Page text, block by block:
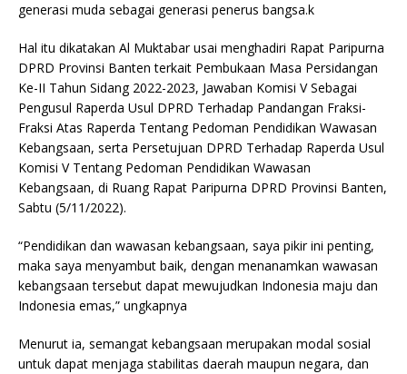
generasi muda sebagai generasi penerus bangsa.k
Hal itu dikatakan Al Muktabar usai menghadiri Rapat Paripurna
DPRD Provinsi Banten terkait Pembukaan Masa Persidangan
Ke-II Tahun Sidang 2022-2023, Jawaban Komisi V Sebagai
Pengusul Raperda Usul DPRD Terhadap Pandangan Fraksi-
Fraksi Atas Raperda Tentang Pedoman Pendidikan Wawasan
Kebangsaan, serta Persetujuan DPRD Terhadap Raperda Usul
Komisi V Tentang Pedoman Pendidikan Wawasan
Kebangsaan, di Ruang Rapat Paripurna DPRD Provinsi Banten,
Sabtu (5/11/2022).
“Pendidikan dan wawasan kebangsaan, saya pikir ini penting,
maka saya menyambut baik, dengan menanamkan wawasan
kebangsaan tersebut dapat mewujudkan Indonesia maju dan
Indonesia emas,” ungkapnya
Menurut ia, semangat kebangsaan merupakan modal sosial
untuk dapat menjaga stabilitas daerah maupun negara, dan